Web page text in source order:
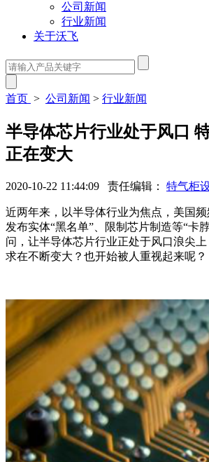
公司新闻
行业新闻
关于沃飞
首页 > 公司新闻 > 行业新闻
半导体芯片行业处于风口
正在变大
2020-10-22 11:44:09 责任编辑： 特气柜
近两年来，以半导体行业为焦点，美国频
发布实体“黑名单”、限制芯片制造等“卡
问，让半导体芯片行业正处于风口浪尖
求在不断变大？也开始被人重视起来呢？